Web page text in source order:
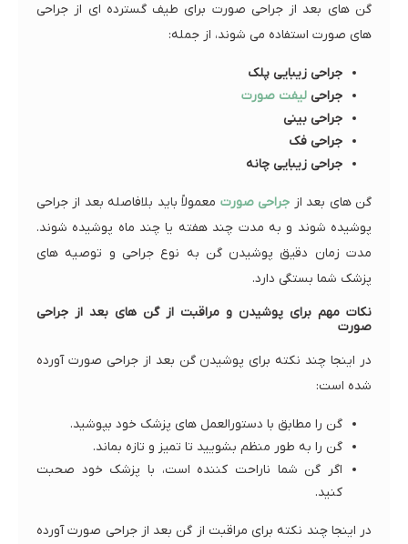
گن های بعد از جراحی صورت برای طیف گسترده ای از جراحی
های صورت استفاده می شوند، از جمله:
جراحی زیبایی پلک
جراحی لیفت صورت
جراحی بینی
جراحی فک
جراحی زیبایی چانه
گن های بعد از جراحی صورت معمولاً باید بلافاصله بعد از جراحی
پوشیده شوند و به مدت چند هفته یا چند ماه پوشیده شوند.
مدت زمان دقیق پوشیدن گن به نوع جراحی و توصیه های
پزشک شما بستگی دارد.
نکات مهم برای پوشیدن و مراقبت از گن های بعد از جراحی
صورت
در اینجا چند نکته برای پوشیدن گن بعد از جراحی صورت آورده
شده است:
گن را مطابق با دستورالعمل های پزشک خود بپوشید.
گن را به طور منظم بشویید تا تمیز و تازه بماند.
اگر گن شما ناراحت کننده است، با پزشک خود صحبت
کنید.
در اینجا چند نکته برای مراقبت از گن بعد از جراحی صورت آورده